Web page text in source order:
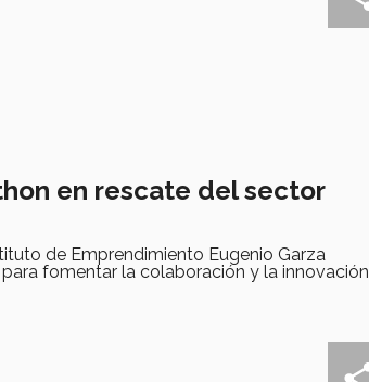
en rescate del sector
de Emprendimiento Eugenio Garza
fomentar la colaboración y la innovación